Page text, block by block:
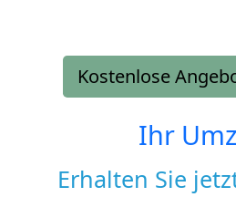
Kostenlose
Ihr
Erhalten Sie